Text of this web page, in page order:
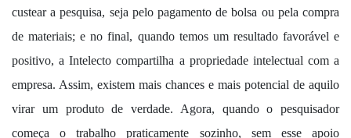
custear a pesquisa, seja pelo pagamento de bolsa ou pela compra
de materiais; e no final, quando temos um resultado favorável e
positivo, a Intelecto compartilha a propriedade intelectual com a
empresa. Assim, existem mais chances e mais potencial de aquilo
virar um produto de verdade. Agora, quando o pesquisador
começa o trabalho praticamente sozinho, sem esse apoio